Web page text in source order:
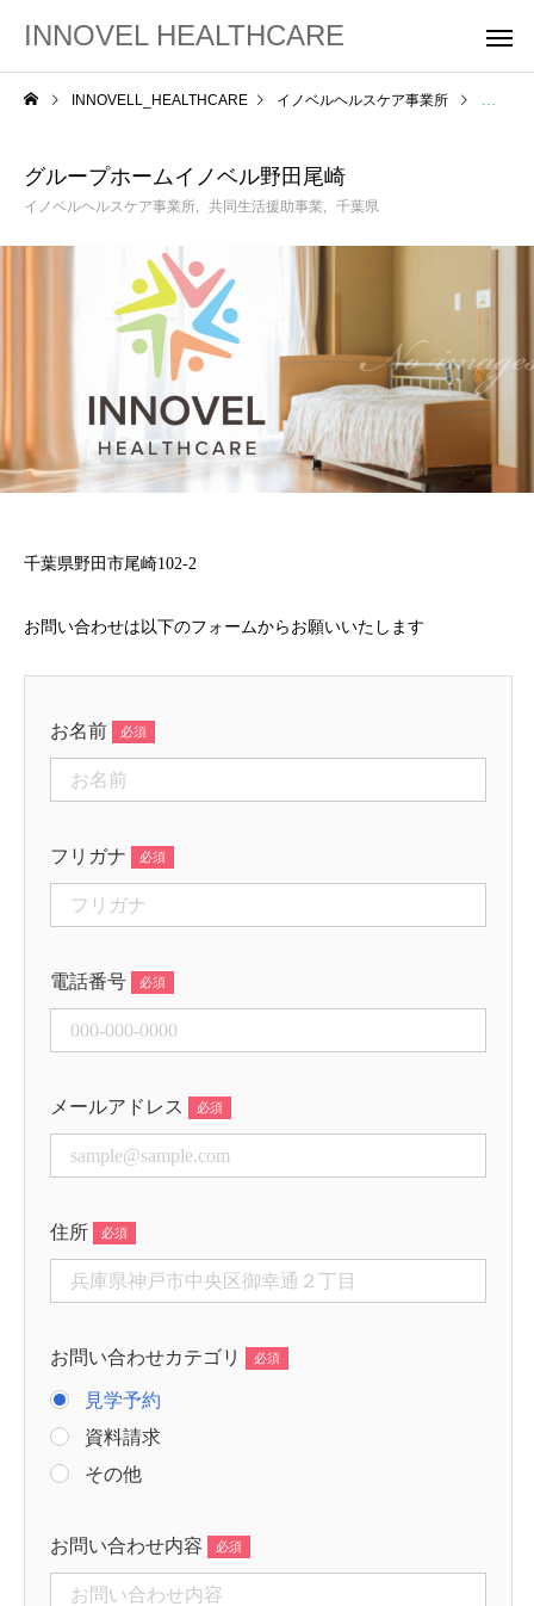
INNOVEL HEALTHCARE
INNOVELL_HEALTHCARE イノベルヘルスケア事業所 グルー
グループホームイノベル野田尾崎
イノベルヘルスケア事業所 共同生活援助事業 千葉県
千葉県野田市尾崎102-2
お問い合わせは以下のフォームからお願いいたします
お名前
フリガナ
電話番号
メールアドレス
住所
お問い合わせカテゴリ
見学予約
資料請求
その他
お問い合わせ内容